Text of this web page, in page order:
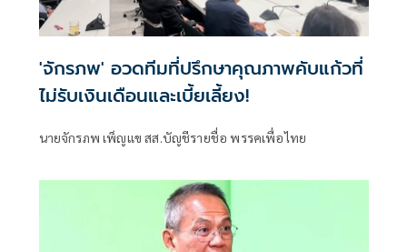
'จักรภพ' อวดทีมที่ปรึกษาคุณภาพคับแก้วที่
ไม่รับเงินเดือนและเบี้ยเลี้ยง!
นายจักรภพ เพ็ญแข สส.บัญชีรายชื่อ พรรคเพื่อไทย